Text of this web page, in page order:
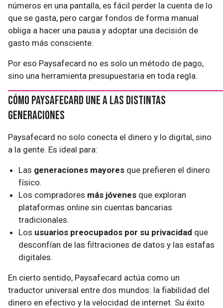
números en una pantalla, es fácil perder la cuenta de lo
que se gasta, pero cargar fondos de forma manual
obliga a hacer una pausa y adoptar una decisión de
gasto más consciente.
Por eso Paysafecard no es solo un método de pago,
sino una herramienta presupuestaria en toda regla.
Cómo Paysafecard une a las distintas
generaciones
Paysafecard no solo conecta el dinero y lo digital, sino
a la gente. Es ideal para:
Las generaciones mayores que prefieren el dinero
físico.
Los compradores más jóvenes que exploran
plataformas online sin cuentas bancarias
tradicionales.
Los usuarios preocupados por su privacidad que
desconfían de las filtraciones de datos y las estafas
digitales.
En cierto sentido, Paysafecard actúa como un
traductor universal entre dos mundos: la fiabilidad del
dinero en efectivo y la velocidad de internet. Su éxito